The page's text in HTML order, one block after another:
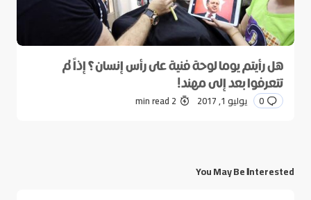
هل رأيتم يوما لوحة فنية على رأس إنسان؟ إذاً لم
تتعرفوا بعد إلى مهند!
0 يوليو 1, 2017 2 min read
You May Be Interested